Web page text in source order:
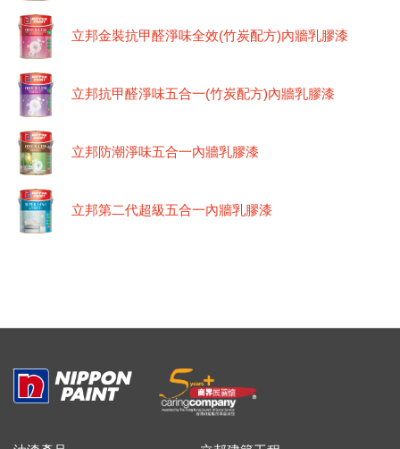
立邦金裝抗甲醛淨味全效(竹炭配方)內牆乳膠漆
立邦抗甲醛淨味五合一(竹炭配方)內牆乳膠漆
立邦防潮淨味五合一內牆乳膠漆
立邦第二代超級五合一內牆乳膠漆